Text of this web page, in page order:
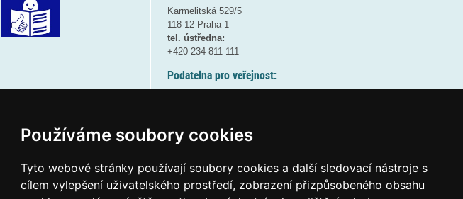
Používáme soubory cookies
Tyto webové stránky používají soubory cookies a další sledovací nástroje s
cílem vylepšení uživatelského prostředí, zobrazení přizpůsobeného obsahu
Karmelitská 529/5
118 12 Praha 1
tel. ústředna:
+420 234 811 111
Podatelna pro veřejnost:
(více informací
Elektronická podatelna: